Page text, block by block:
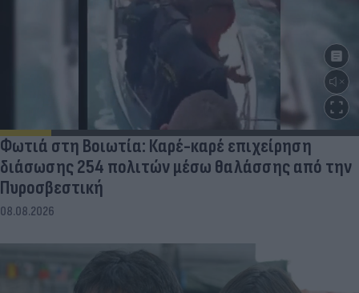
Φωτιά στη Βοιωτία: Καρέ-καρέ επιχείρηση
διάσωσης 254 πολιτών μέσω θαλάσσης από την
Πυροσβεστική
08.08.2026